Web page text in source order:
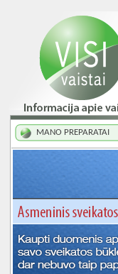
MANO PREPARATAI